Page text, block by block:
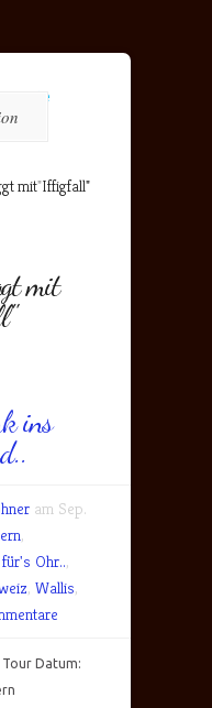
mit"Iffigfall"
mit
ins
am Sep.
,
Ohr..,
, Wallis,
Tour Datum: